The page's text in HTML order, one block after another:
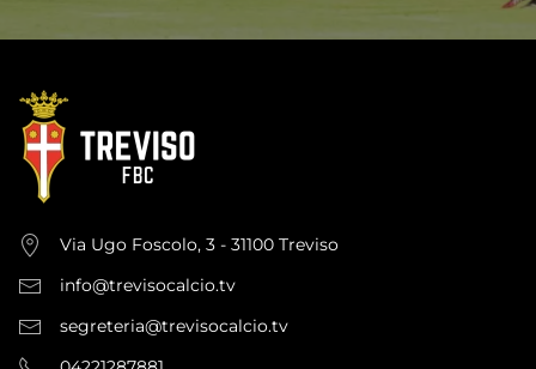
Via Ugo Foscolo, 3 - 31100 Treviso
info@trevisocalcio.tv
segreteria@trevisocalcio.tv